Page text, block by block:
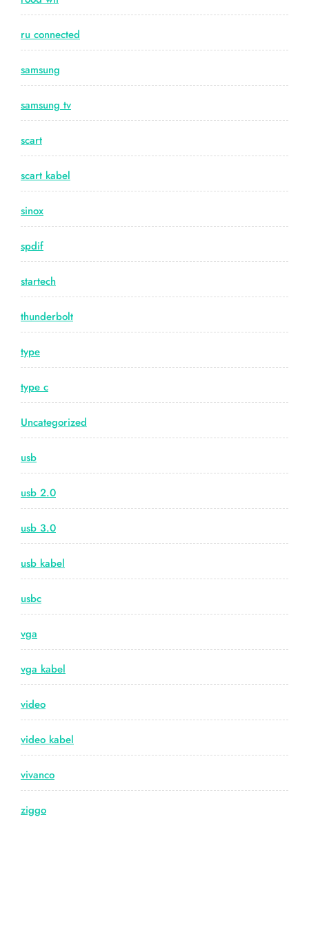
ru connected
samsung
samsung tv
scart
scart kabel
sinox
spdif
startech
thunderbolt
type
type c
Uncategorized
usb
usb 2.0
usb 3.0
usb kabel
usbc
vga
vga kabel
video
video kabel
vivanco
ziggo